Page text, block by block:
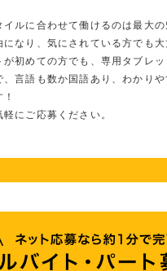
イルに合わせて働けるのは最大の
になり、気にされている方でも大
が初めての方でも、専用タブレ
、言語も数か国語あり、わかり
軽にご応募ください。